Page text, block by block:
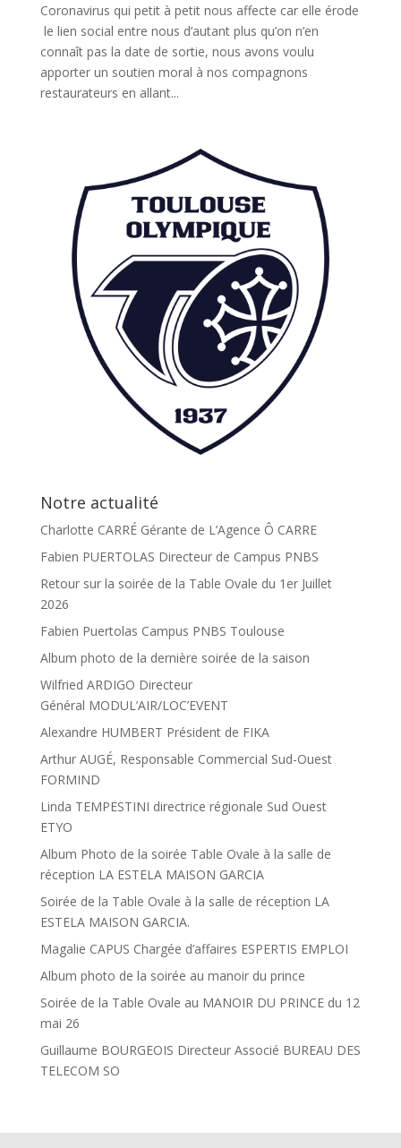
Coronavirus qui petit à petit nous affecte car elle érode
le lien social entre nous d’autant plus qu’on n’en
connaît pas la date de sortie, nous avons voulu
apporter un soutien moral à nos compagnons
restaurateurs en allant...
Notre actualité
Charlotte CARRÉ Gérante de L’Agence Ô CARRE
Fabien PUERTOLAS Directeur de Campus PNBS
Retour sur la soirée de la Table Ovale du 1er Juillet
2026
Fabien Puertolas Campus PNBS Toulouse
Album photo de la dernière soirée de la saison
Wilfried ARDIGO Directeur
Général MODUL’AIR/LOC’EVENT
Alexandre HUMBERT Président de FIKA
Arthur AUGÉ, Responsable Commercial Sud-Ouest
FORMIND
Linda TEMPESTINI directrice régionale Sud Ouest
ETYO
Album Photo de la soirée Table Ovale à la salle de
réception LA ESTELA MAISON GARCIA
Soirée de la Table Ovale à la salle de réception LA
ESTELA MAISON GARCIA.
Magalie CAPUS Chargée d’affaires ESPERTIS EMPLOI
Album photo de la soirée au manoir du prince
Soirée de la Table Ovale au MANOIR DU PRINCE du 12
mai 26
Guillaume BOURGEOIS Directeur Associé BUREAU DES
TELECOM SO